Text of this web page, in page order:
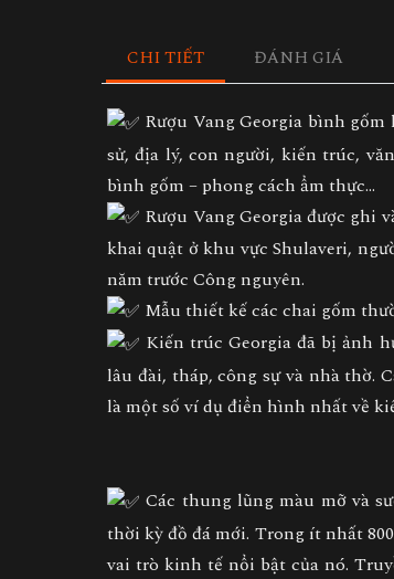
CHI TIẾT ĐÁNH GIÁ
Rượu Vang Georgia bình
sử, địa lý, con người, kiến trúc,
bình gốm – phong cách ẩm thực…
Rượu Vang Georgia được ghi
khai quật ở khu vực Shulaveri,
năm trước Công nguyên.
Mẫu thiết kế các chai gốm
Kiến trúc Georgia đã bị ảnh
lâu đài, tháp, công sự và nhà thờ.
là một số ví dụ điển hình nhất về
Các thung lũng màu mỡ và
thời kỳ đồ đá mới. Trong ít nhất
vai trò kinh tế nổi bật của nó.